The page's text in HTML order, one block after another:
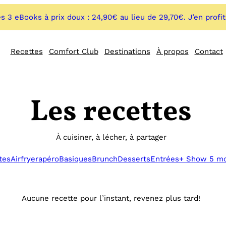
3 eBooks à prix doux : 24,90€ au lieu de 29,70€. J’en
Recettes Comfort Club Destinations À propos Contact
Les recettes
À cuisiner, à lécher, à partager
AirfryerapéroBasiquesBrunchDessertsEntrées+ Show 5
Aucune recette pour l’instant, revenez plus tard!